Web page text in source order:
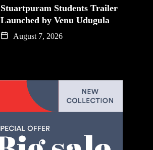
Stuartpuram Students Trailer
Launched by Venu Udugula
August 7, 2026